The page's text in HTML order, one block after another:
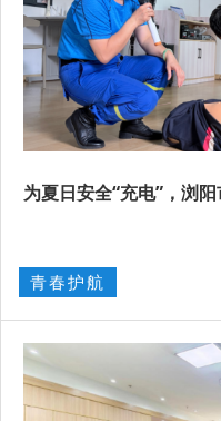
为夏日安全“充电”，浏
青春护航